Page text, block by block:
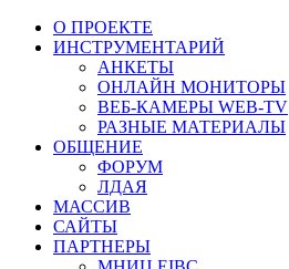
О ПРОЕКТЕ
ИНСТРУМЕНТАРИЙ
АНКЕТЫ
ОНЛАЙН МОНИТОРЫ
ВЕБ-КАМЕРЫ WEB-TV
РАЗНЫЕ МАТЕРИАЛЫ
ОБЩЕНИЕ
ФОРУМ
ЛДАЯ
МАССИВ
САЙТЫ
ПАРТНЕРЫ